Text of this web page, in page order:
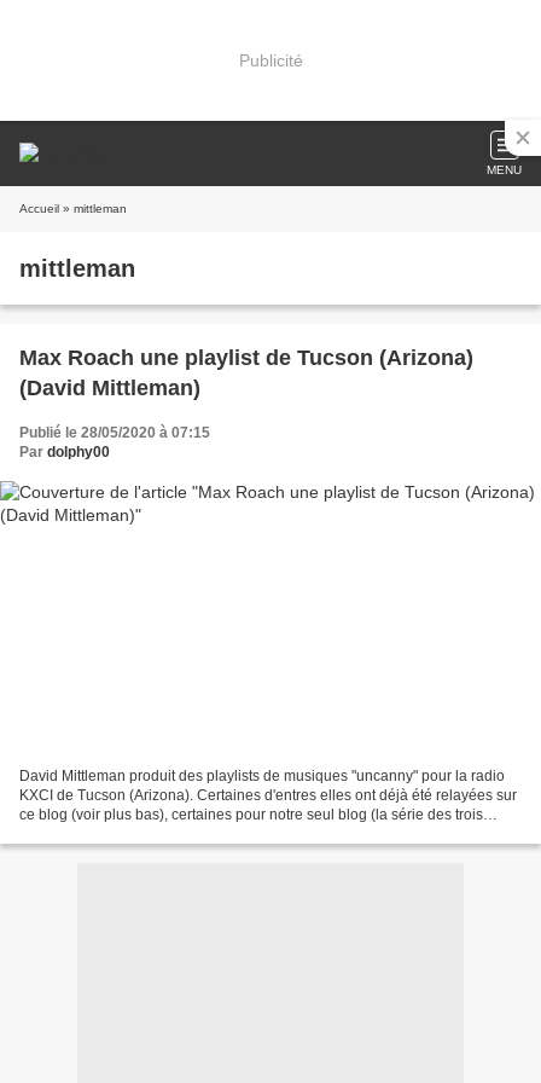
Publicité
MENU
Accueil » mittleman
mittleman
Max Roach une playlist de Tucson (Arizona)
(David Mittleman)
Publié le 28/05/2020 à 07:15
Par dolphy00
David Mittleman produit des playlists de musiques "uncanny" pour la radio
KXCI de Tucson (Arizona). Certaines d'entres elles ont déjà été relayées sur
ce blog (voir plus bas), certaines pour notre seul blog (la série des trois